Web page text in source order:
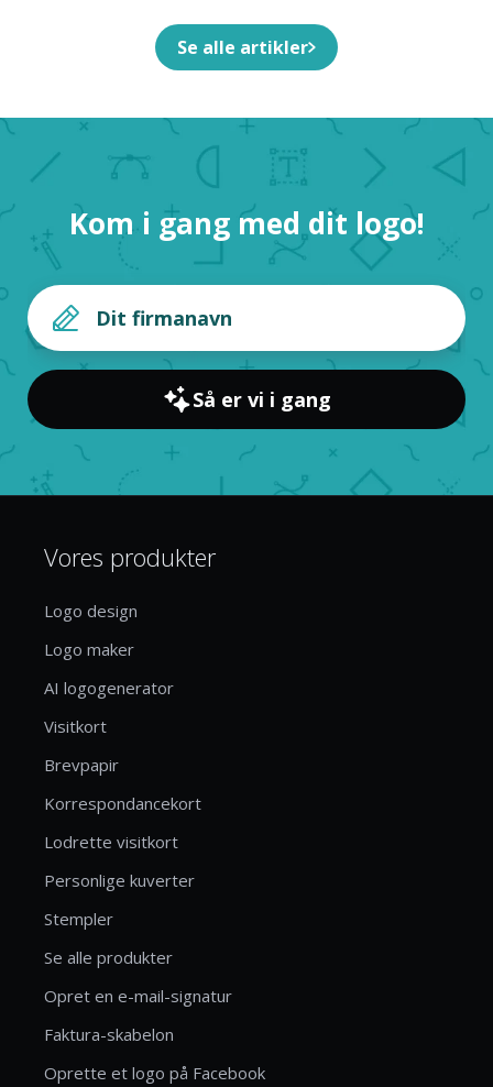
Se alle artikler
Kom i gang med dit logo!
Så er vi i gang
Vores produkter
Logo design
Logo maker
AI logogenerator
Visitkort
Brevpapir
Korrespondancekort
Lodrette visitkort
Personlige kuverter
Stempler
Se alle produkter
Opret en e-mail-signatur
Faktura-skabelon
Oprette et logo på Facebook